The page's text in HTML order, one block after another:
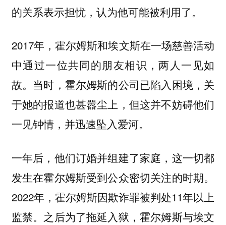
的关系表示担忧，认为他可能被利用了。
2017年，霍尔姆斯和埃文斯在一场慈善活动
中通过一位共同的朋友相识，两人一见如
故。当时，霍尔姆斯的公司已陷入困境，关
于她的报道也甚嚣尘上，但这并不妨碍他们
一见钟情，并迅速坠入爱河。
一年后，他们订婚并组建了家庭，这一切都
发生在霍尔姆斯受到公众密切关注的时期。
2022年，霍尔姆斯因欺诈罪被判处11年以上
监禁。之后为了拖延入狱，霍尔姆斯与埃文